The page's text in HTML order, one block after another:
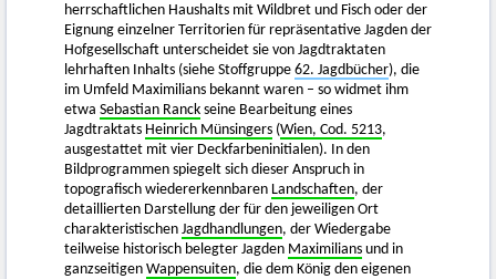
herrschaftlichen Haushalts mit Wildbret und Fisch oder der
Eignung einzelner Territorien für repräsentative Jagden der
Hofgesellschaft unterscheidet sie von Jagdtraktaten
lehrhaften Inhalts (siehe Stoffgruppe 62. Jagdbücher), die
im Umfeld Maximilians bekannt waren – so widmet ihm
etwa Sebastian Ranck seine Bearbeitung eines
Jagdtraktats Heinrich Münsingers (Wien, Cod. 5213,
ausgestattet mit vier Deckfarbeninitialen). In den
Bildprogrammen spiegelt sich dieser Anspruch in
topografisch wiedererkennbaren Landschaften, der
detaillierten Darstellung der für den jeweiligen Ort
charakteristischen Jagdhandlungen, der Wiedergabe
teilweise historisch belegter Jagden Maximilians und in
ganzseitigen Wappensuiten, die dem König den eigenen